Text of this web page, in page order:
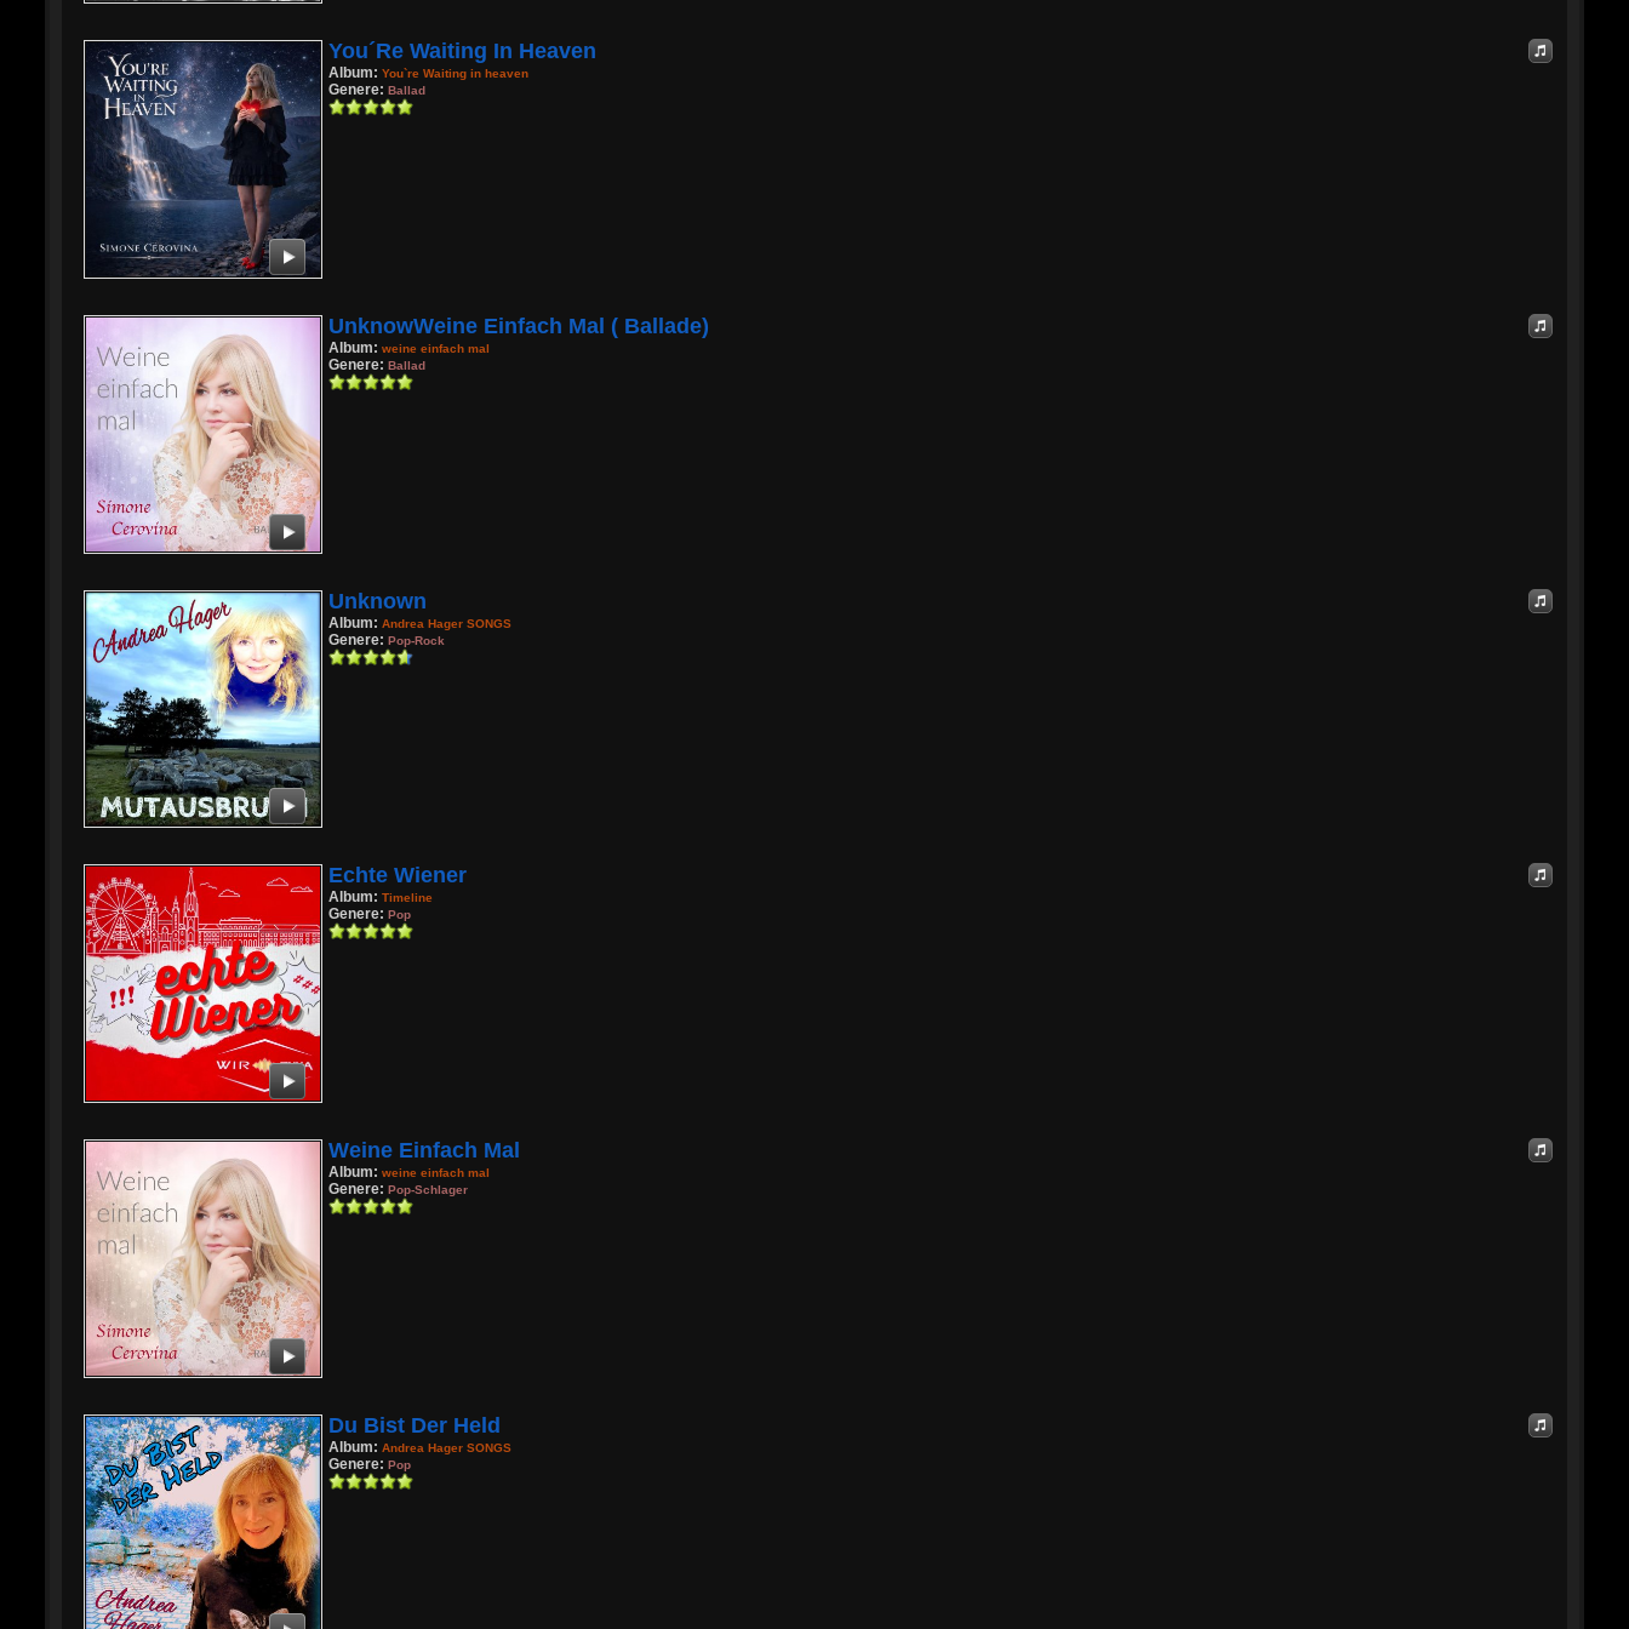
You´re Waiting In Heaven
Album: You`re Waiting in heaven
Genere: Ballad
UnknowWeine Einfach Mal ( Ballade)
Album: weine einfach mal
Genere: Ballad
Unknown
Album: Andrea Hager SONGS
Genere: Pop-Rock
Echte Wiener
Album: Timeline
Genere: Pop
Weine Einfach Mal
Album: weine einfach mal
Genere: Pop-Schlager
Du Bist Der Held
Album: Andrea Hager SONGS
Genere: Pop